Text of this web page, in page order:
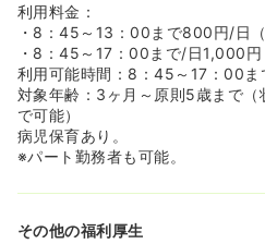
利用料金：
・8：45～13：00まで800円/日（
・8：45～17：00まで/日1,000円
利用可能時間：8：45～17：00ま
対象年齢：3ヶ月～原則5歳まで（
で可能）
病児保育あり。
※パート勤務者も可能。
その他の福利厚生